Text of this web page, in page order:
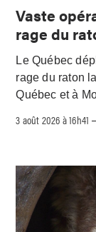
Vaste
rage du
Le Québec
rage du raton
Québec et à
3 août 2026 à 16h41